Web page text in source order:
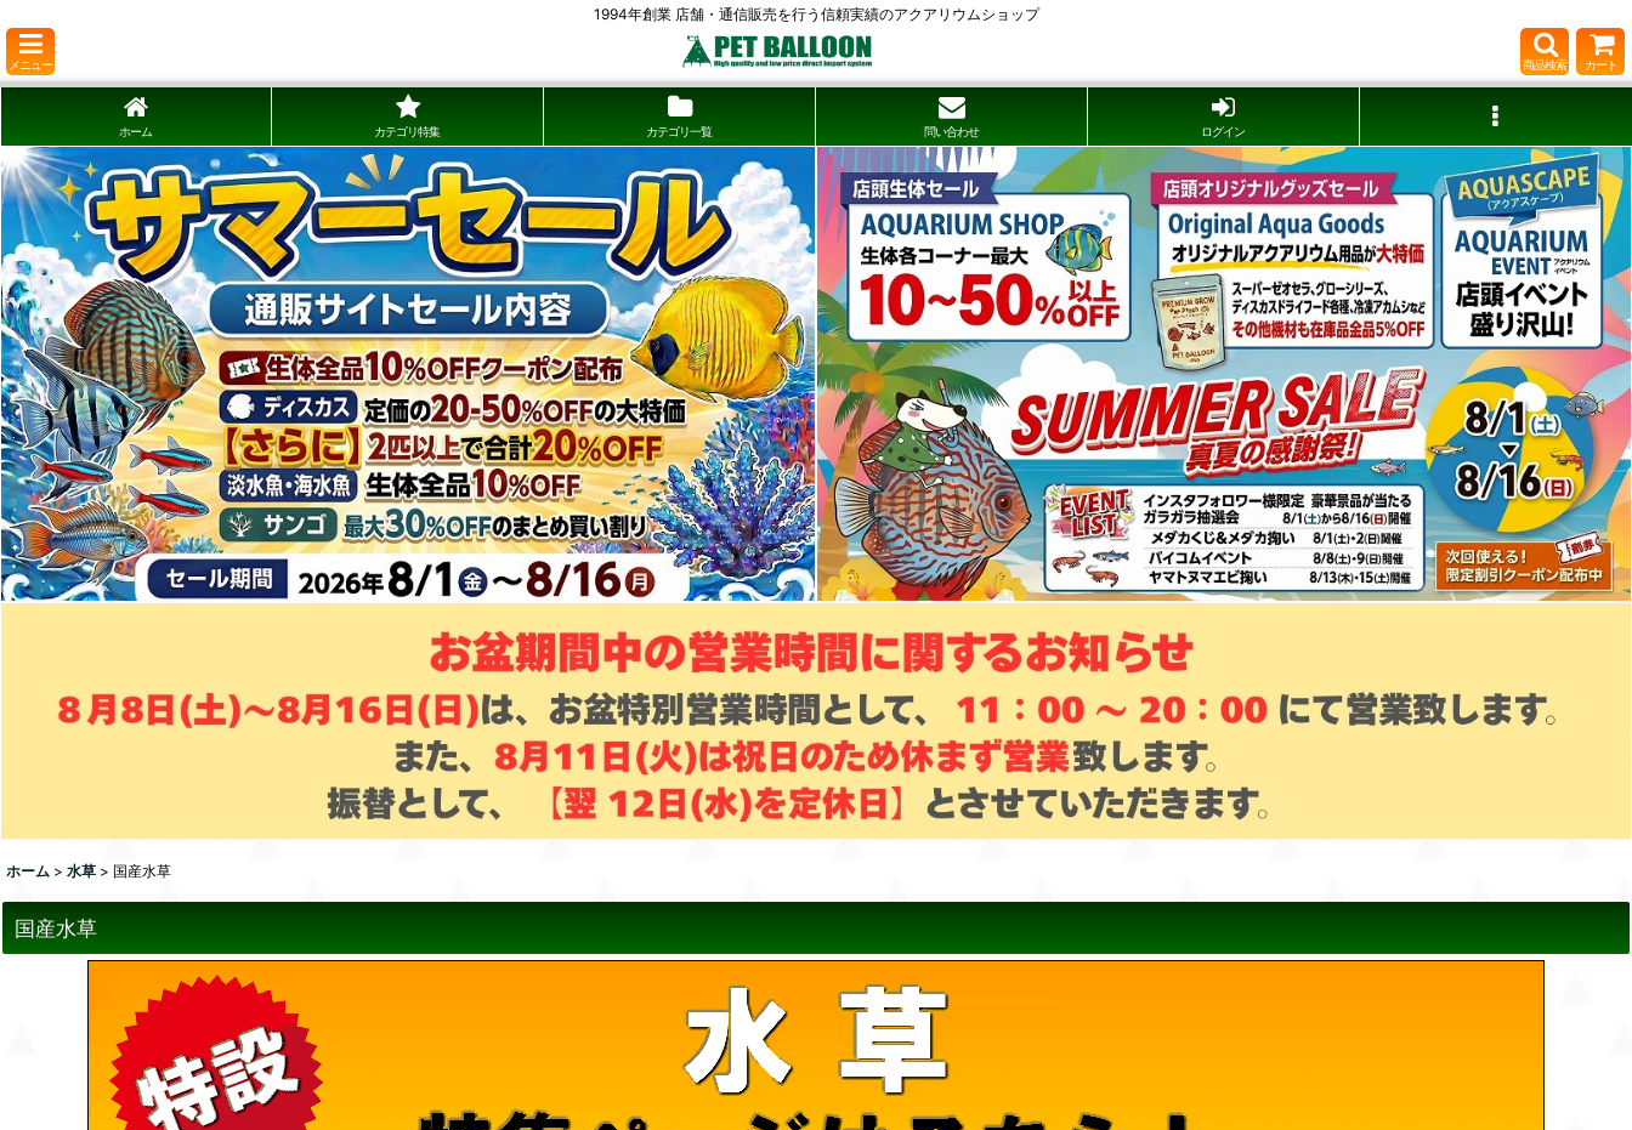
1994年創業 店舗・通信販売を行う信頼実績のアクアリウムショップ
メニュー 商品検索 カート
ホーム カテゴリ特集 カテゴリ一覧 問い合わせ ログイン
ホーム > 水草 > 国産水草
国産水草